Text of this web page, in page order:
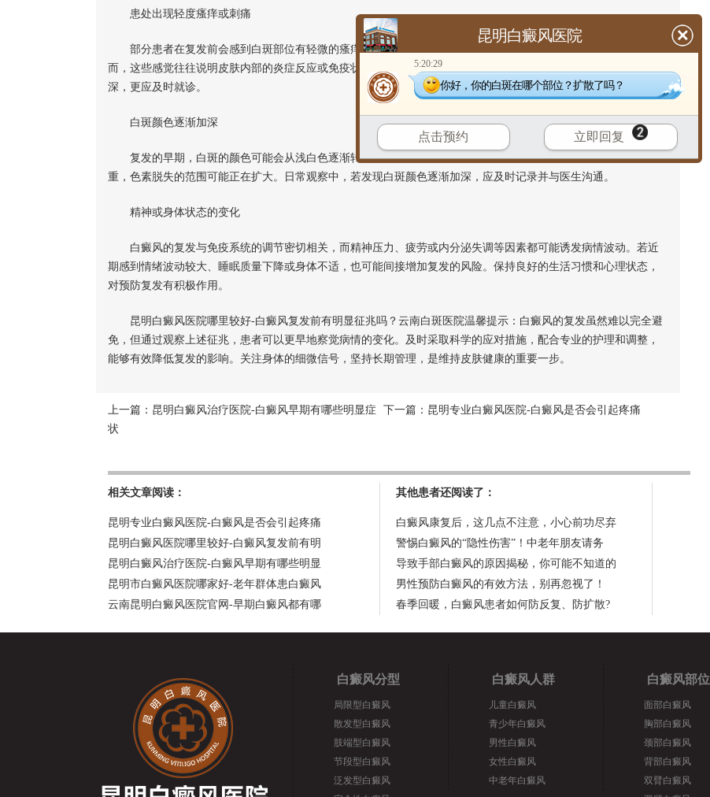
患处出现轻度瘙痒或刺痛
部分患者在复发前会感到白斑部位有轻微的瘙痒、刺痛或灼热感，这种不适感可能并不强烈，容易被忽视。然
而，这些感觉往往说明皮肤内部的炎症反应或免疫状态发生了变化，需要多加留意。若伴随白斑范围扩大或颜色加
深，更应及时就诊。
白斑颜色逐渐加深
复发的早期，白斑的颜色可能会从浅白色逐渐转变为乳白色或瓷白色。这种变化表明黑色素细胞的受损程度加
重，色素脱失的范围可能正在扩大。日常观察中，若发现白斑颜色逐渐加深，应及时记录并与医生沟通。
精神或身体状态的变化
白癜风的复发与免疫系统的调节密切相关，而精神压力、疲劳或内分泌失调等因素都可能诱发病情波动。若近
期感到情绪波动较大、睡眠质量下降或身体不适，也可能间接增加复发的风险。保持良好的生活习惯和心理状态，
对预防复发有积极作用。
昆明白癜风医院哪里较好-白癜风复发前有明显征兆吗？云南白斑医院温馨提示：白癜风的复发虽然难以完全避
免，但通过观察上述征兆，患者可以更早地察觉病情的变化。及时采取科学的应对措施，配合专业的护理和调整，
能够有效降低复发的影响。关注身体的细微信号，坚持长期管理，是维持皮肤健康的重要一步。
上一篇： 昆明白癜风治疗医院-白癜风早期有哪些明显症
状
下一篇： 昆明专业白癜风医院-白癜风是否会引起疼痛
相关文章阅读：
昆明专业白癜风医院-白癜风是否会引起疼痛
昆明白癜风医院哪里较好-白癜风复发前有明
昆明白癜风治疗医院-白癜风早期有哪些明显
昆明市白癜风医院哪家好-老年群体患白癜风
云南昆明白癜风医院官网-早期白癜风都有哪
其他患者还阅读了：
白癜风康复后，这几点不注意，小心前功尽弃
警惕白癜风的“隐性伤害”！中老年朋友请务
导致手部白癜风的原因揭秘，你可能不知道的
男性预防白癜风的有效方法，别再忽视了！
春季回暖，白癜风患者如何防反复、防扩散?
白癜风分型
局限型白癜风
散发型白癜风
肢端型白癜风
节段型白癜风
泛发型白癜风
白癜风人群
儿童白癜风
青少年白癜风
男性白癜风
女性白癜风
中老年白癜风
白癜风部位
面部白癜风
胸部白癜风
颈部白癜风
背部白癜风
双臂白癜风
昆明白癜风医院
5:20:29
你好，你的白斑在哪个部位？扩散了吗？
点击预约 立即回复